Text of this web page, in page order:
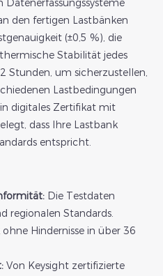
Datenerfassungssysteme
den fertigen Lastbänken
(±0,5 %), die
Stabilität jedes
Stunden, um sicherzustellen,
Lastbedingungen
digitales Zertifikat mit
dass Ihre Lastbank
entspricht.
Die Testdaten
regionalen Standards.
Hindernisse in über 36
Von Keysight zertifizierte